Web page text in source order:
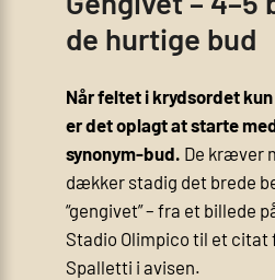
de hurtige bud
Når feltet i krydsordet
er det oplagt at starte
synonym-bud. De kræver
dækker stadig det brede
“gengivet” – fra et billede
Stadio Olimpico til et citat
Spalletti i avisen.